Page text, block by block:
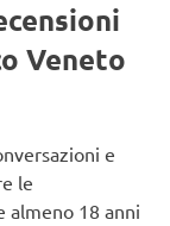
Veneto
e
le
almeno 18 anni